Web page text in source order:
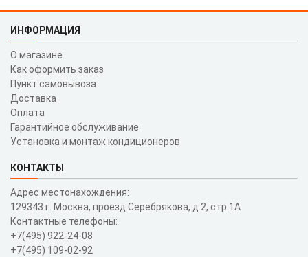
ИНФОРМАЦИЯ
О магазине
Как оформить заказ
Пункт самовывоза
Доставка
Оплата
Гарантийное обслуживание
Установка и монтаж кондиционеров
КОНТАКТЫ
Адрес местонахождения:
129343 г. Москва, проезд Серебрякова, д.2, стр.1A
Контактные телефоны:
+7(495) 922-24-08
+7(495) 109-02-92